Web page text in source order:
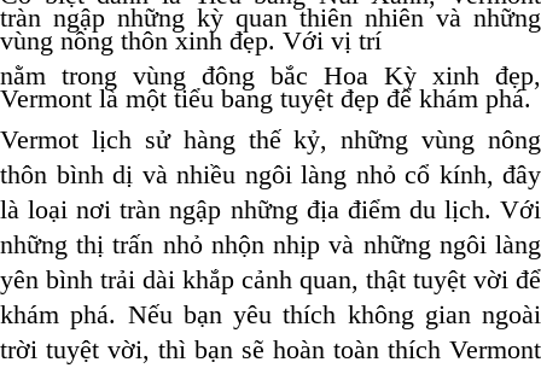
tràn ngập những kỳ quan thiên nhiên và những
vùng nông thôn xinh đẹp. Với vị trí
nằm trong vùng đông bắc Hoa Kỳ xinh đẹp,
Vermont là một tiểu bang tuyệt đẹp để khám phá.
Vermot lịch sử hàng thế kỷ, những vùng nông
thôn bình dị và nhiều ngôi làng nhỏ cổ kính, đây
là loại nơi tràn ngập những địa điểm du lịch. Với
những thị trấn nhỏ nhộn nhịp và những ngôi làng
yên bình trải dài khắp cảnh quan, thật tuyệt vời để
khám phá. Nếu bạn yêu thích không gian ngoài
trời tuyệt vời, thì bạn sẽ hoàn toàn thích Vermont